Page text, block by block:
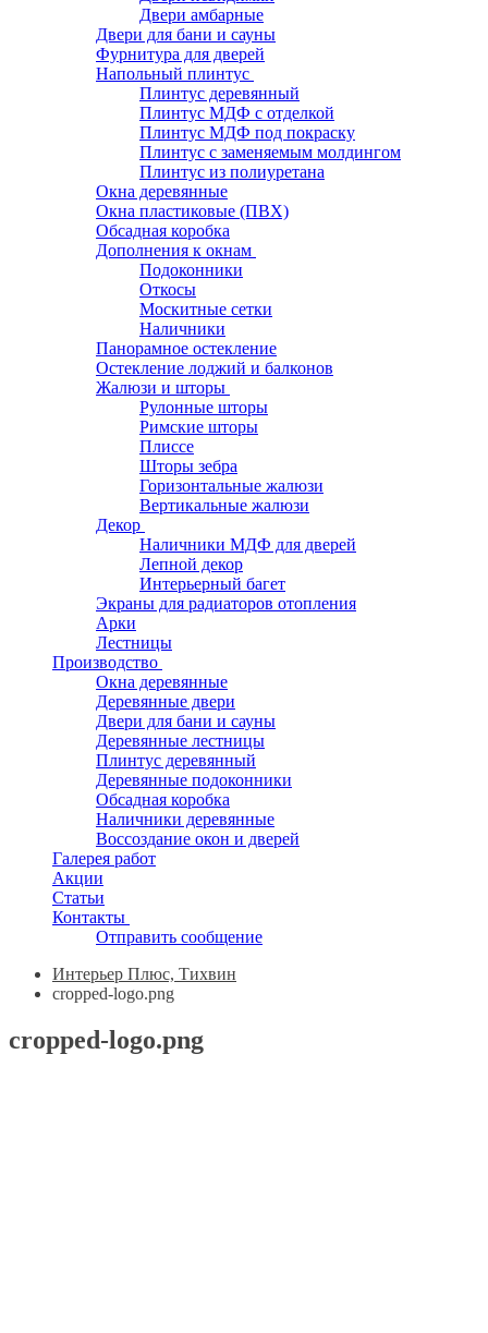
Двери амбарные
Двери для бани и сауны
Фурнитура для дверей
Напольный плинтус
Плинтус деревянный
Плинтус МДФ с отделкой
Плинтус МДФ под покраску
Плинтус с заменяемым молдингом
Плинтус из полиуретана
Окна деревянные
Окна пластиковые (ПВХ)
Обсадная коробка
Дополнения к окнам
Подоконники
Откосы
Москитные сетки
Наличники
Панорамное остекление
Остекление лоджий и балконов
Жалюзи и шторы
Рулонные шторы
Римские шторы
Плиссе
Шторы зебра
Горизонтальные жалюзи
Вертикальные жалюзи
Декор
Наличники МДФ для дверей
Лепной декор
Интерьерный багет
Экраны для радиаторов отопления
Арки
Лестницы
Производство
Окна деревянные
Деревянные двери
Двери для бани и сауны
Деревянные лестницы
Плинтус деревянный
Деревянные подоконники
Обсадная коробка
Наличники деревянные
Воссоздание окон и дверей
Галерея работ
Акции
Статьи
Контакты
Отправить сообщение
Интерьер Плюс, Тихвин
cropped-logo.png
cropped-logo.png